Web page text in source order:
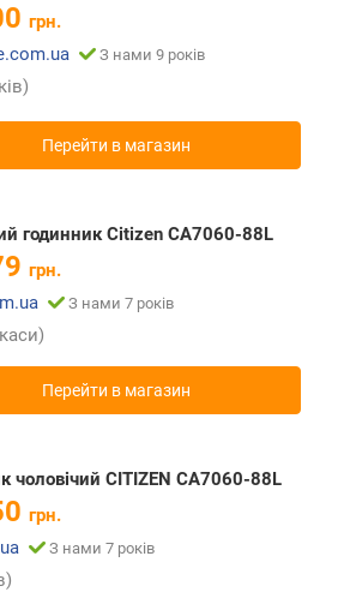
грн.
З нами 9 років
Перейти в магазин
годинник Citizen CA7060-88L
грн.
З нами 7 років
Перейти в магазин
чоловічий CITIZEN CA7060-88L
грн.
З нами 7 років